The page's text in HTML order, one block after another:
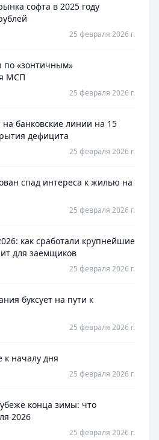
софта в 2025 году
25 февраля 2026 г.
«зонтичным»
МСП
25 февраля 2026 г.
банковские линии на 15
дефицита
25 февраля 2026 г.
спад интереса к жилью на
25 февраля 2026 г.
как сработали крупнейшие
для заемщиков
25 февраля 2026 г.
буксует на пути к
25 февраля 2026 г.
к началу дня
25 февраля 2026 г.
конца зимы: что
2026
25 февраля 2026 г.